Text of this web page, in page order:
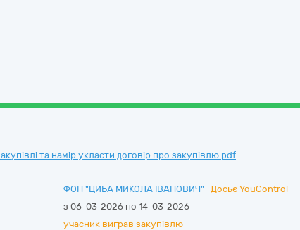
та намір укласти договір про закупівлю.pdf
ФОП "ЦИБА МИКОЛА ІВАНОВИЧ"
Досьє YouControl
з 06-03-2026 по 14-03-2026
учасник виграв закупівлю